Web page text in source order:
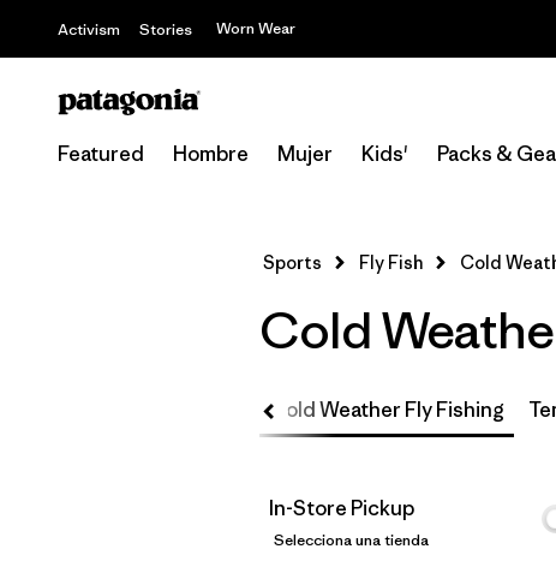
Activism Stories Worn Wear
Featured Hombre Mujer Kids' Packs &
Sports Fly Fish Cold
Cold
Cold Weather Fly Fishing
In-Store Pickup
Selecciona una tienda